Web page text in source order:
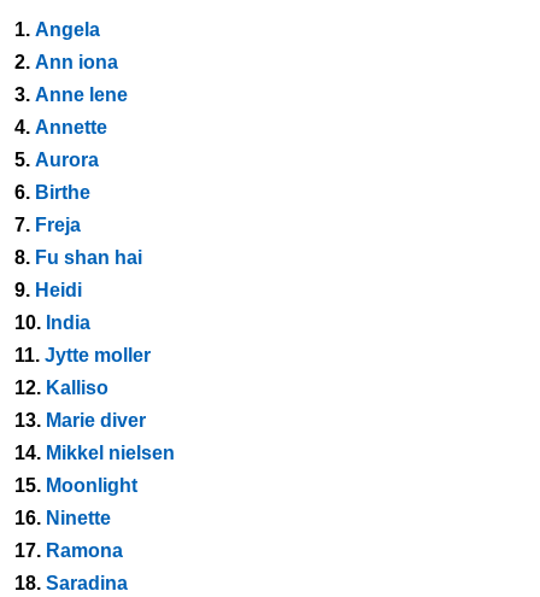
1. Angela
2. Ann iona
3. Anne lene
4. Annette
5. Aurora
6. Birthe
7. Freja
8. Fu shan hai
9. Heidi
10. India
11. Jytte moller
12. Kalliso
13. Marie diver
14. Mikkel nielsen
15. Moonlight
16. Ninette
17. Ramona
18. Saradina